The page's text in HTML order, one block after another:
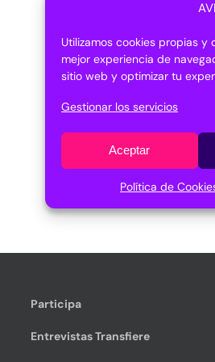
Utilizamos cookies propias
mejor experiencia de
sitio web y optimizar tu
Gestionar los servicios
Aceptar
Política de
Participa
Entrevistas Transfiere